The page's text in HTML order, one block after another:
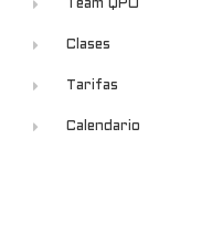
Team QPO
Clases
Tarifas
Calendario